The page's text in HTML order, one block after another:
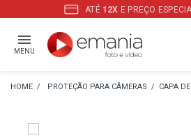
ATÉ 12X E PREÇO
MENU
PROTEÇÃO PARA CÂMERAS CAPA